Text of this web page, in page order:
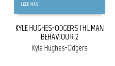
LEER MÁS
KYLE HUGHES-ODGERS | HUMAN
BEHAVIOUR 2
Kyle Hughes-Odgers